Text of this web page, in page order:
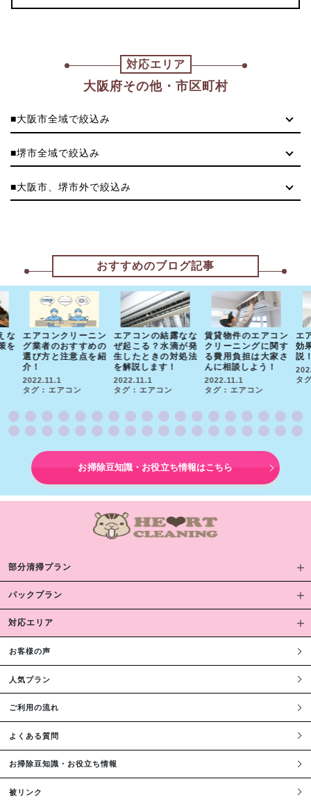
対応エリア
大阪府その他・市区町村
■大阪市全域で絞込み
■堺市全域で絞込み
■大阪市、堺市外で絞込み
おすすめのブログ記事
な
を
エアコンクリーニン
グ業者のおすすめの
選び方と注意点を紹
介！
2022.11.1
タグ : エアコン
エアコンの結露なな
ぜ起こる？水滴が発
生したときの対処法
を解説します！
2022.11.1
タグ : エアコン
賃貸物件のエアコン
クリーニングに関す
る費用負担は大家さ
んに相談しよう！
2022.11.1
タグ : エアコン
エ
効
説
タ
お掃除豆知識・お役立ち情報はこちら
部分清掃プラン
パックプラン
対応エリア
お客様の声
人気プラン
ご利用の流れ
よくある質問
お掃除豆知識・お役立ち情報
被リンク